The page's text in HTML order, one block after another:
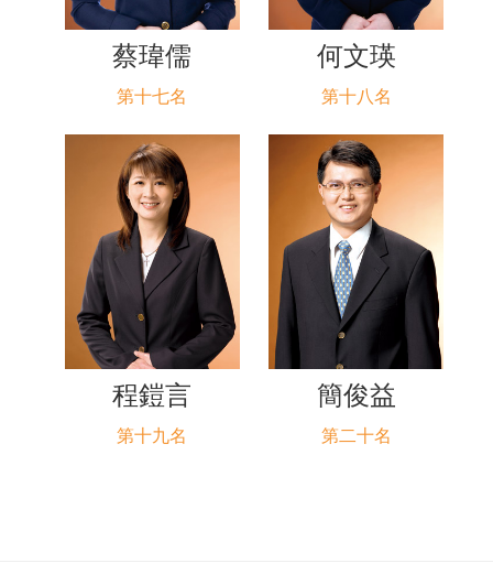
蔡瑋儒
第十七名
何文瑛
第十八名
程鎧言
第十九名
簡俊益
第二十名